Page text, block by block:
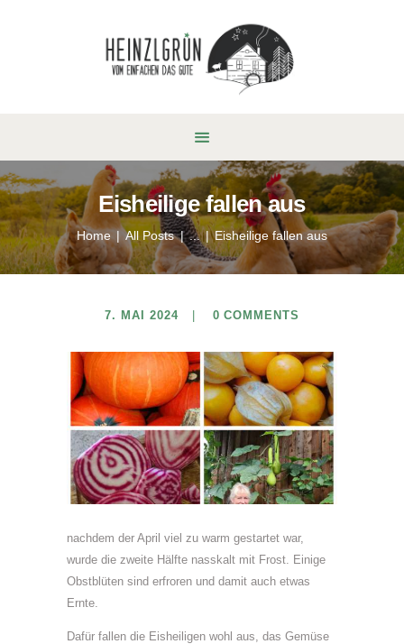
Eisheilige fallen aus
Home All Posts ... Eisheilige fallen aus
7. MAI 2024 0 COMMENTS
nachdem der April viel zu warm gestartet war,
wurde die zweite Hälfte nasskalt mit Frost. Einige
Obstblüten sind erfroren und damit auch etwas
Ernte.
Dafür fallen die Eisheiligen wohl aus, das Gemüse